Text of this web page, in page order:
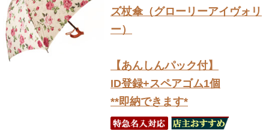
ズ杖傘（グローリーアイヴォリ
ー）
【あんしんパック付】
ID登録+スペアゴム1個
**即納できます*